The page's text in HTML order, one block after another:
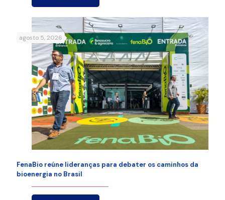
agosto 5, 2026
FenaBio reúne lideranças para debater os caminhos da
bioenergia no Brasil